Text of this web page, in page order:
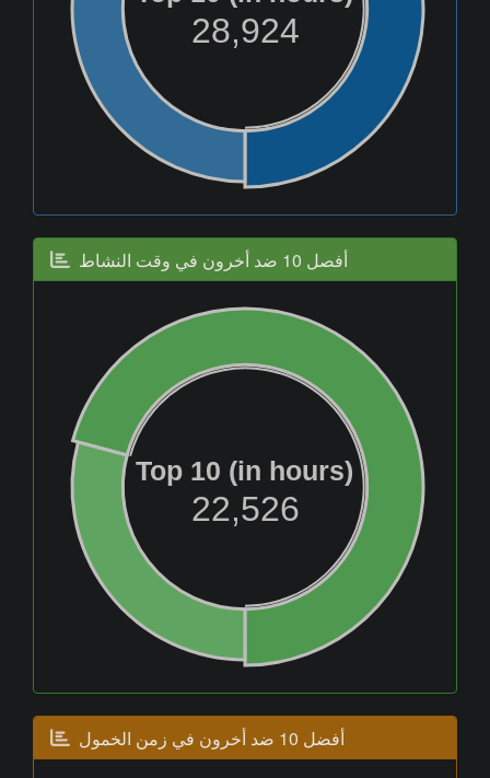
28,924
أفصل 10 ضد أخرون في وقت النشاط
Top 10 (in hours)
22,526
أفضل 10 ضد أخرون في زمن الخمول